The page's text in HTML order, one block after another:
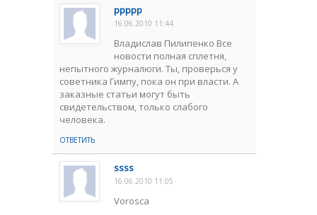
ррррр
16.06.2010 11:44
Владислав Пилипенко Все
новости полная сплетня,
непытного журналюги. Ты, проверься у
советника Гимпу, пока он при власти. А
заказные статьи могут быть
свидетельством, только слабого
человека.
ОТВЕТИТЬ
ssss
16.06.2010 11:05
Vorosca